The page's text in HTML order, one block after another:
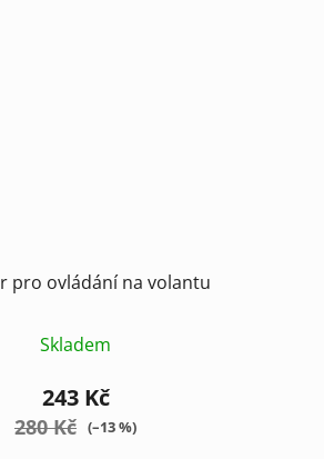
pro ovládání na volantu
Skladem
243 Kč
280 Kč (–13 %)